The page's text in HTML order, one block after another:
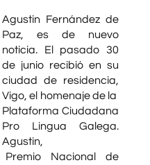
Agustin Fernández de
Paz, es de nuevo
noticia. El pasado 30
de junio recibió en su
ciudad de residencia,
Vigo, el homenaje de la
Plataforma Ciudadana
Pro Lingua Galega.
Agustin,
Premio Nacional de